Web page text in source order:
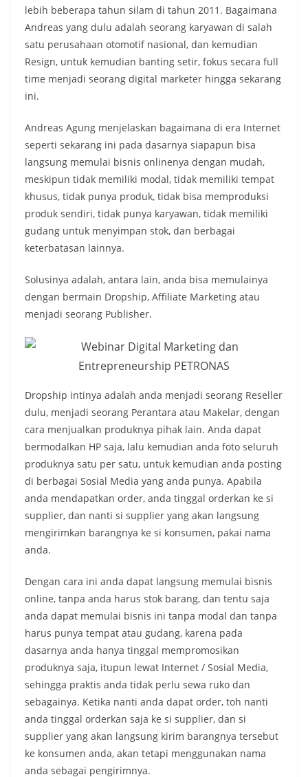
lebih beberapa tahun silam di tahun 2011. Bagaimana
Andreas yang dulu adalah seorang karyawan di salah
satu perusahaan otomotif nasional, dan kemudian
Resign, untuk kemudian banting setir, fokus secara full
time menjadi seorang digital marketer hingga sekarang
ini.
Andreas Agung menjelaskan bagaimana di era Internet
seperti sekarang ini pada dasarnya siapapun bisa
langsung memulai bisnis onlinenya dengan mudah,
meskipun tidak memiliki modal, tidak memiliki tempat
khusus, tidak punya produk, tidak bisa memproduksi
produk sendiri, tidak punya karyawan, tidak memiliki
gudang untuk menyimpan stok, dan berbagai
keterbatasan lainnya.
Solusinya adalah, antara lain, anda bisa memulainya
dengan bermain Dropship, Affiliate Marketing atau
menjadi seorang Publisher.
Dropship intinya adalah anda menjadi seorang Reseller
dulu, menjadi seorang Perantara atau Makelar, dengan
cara menjualkan produknya pihak lain. Anda dapat
bermodalkan HP saja, lalu kemudian anda foto seluruh
produknya satu per satu, untuk kemudian anda posting
di berbagai Sosial Media yang anda punya. Apabila
anda mendapatkan order, anda tinggal orderkan ke si
supplier, dan nanti si supplier yang akan langsung
mengirimkan barangnya ke si konsumen, pakai nama
anda.
Dengan cara ini anda dapat langsung memulai bisnis
online, tanpa anda harus stok barang, dan tentu saja
anda dapat memulai bisnis ini tanpa modal dan tanpa
harus punya tempat atau gudang, karena pada
dasarnya anda hanya tinggal mempromosikan
produknya saja, itupun lewat Internet / Sosial Media,
sehingga praktis anda tidak perlu sewa ruko dan
sebagainya. Ketika nanti anda dapat order, toh nanti
anda tinggal orderkan saja ke si supplier, dan si
supplier yang akan langsung kirim barangnya tersebut
ke konsumen anda, akan tetapi menggunakan nama
anda sebagai pengirimnya.